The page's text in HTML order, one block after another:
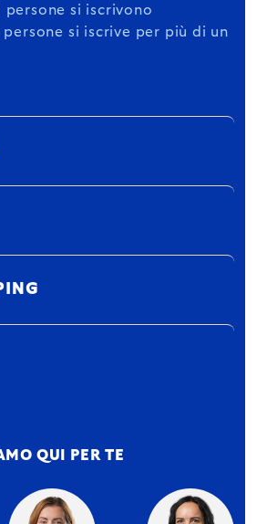
persone si iscrivono
persone si iscrive per più di un
QUI PER TE